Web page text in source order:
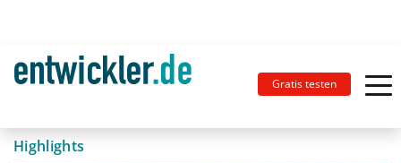
Gratis testen
Highlights